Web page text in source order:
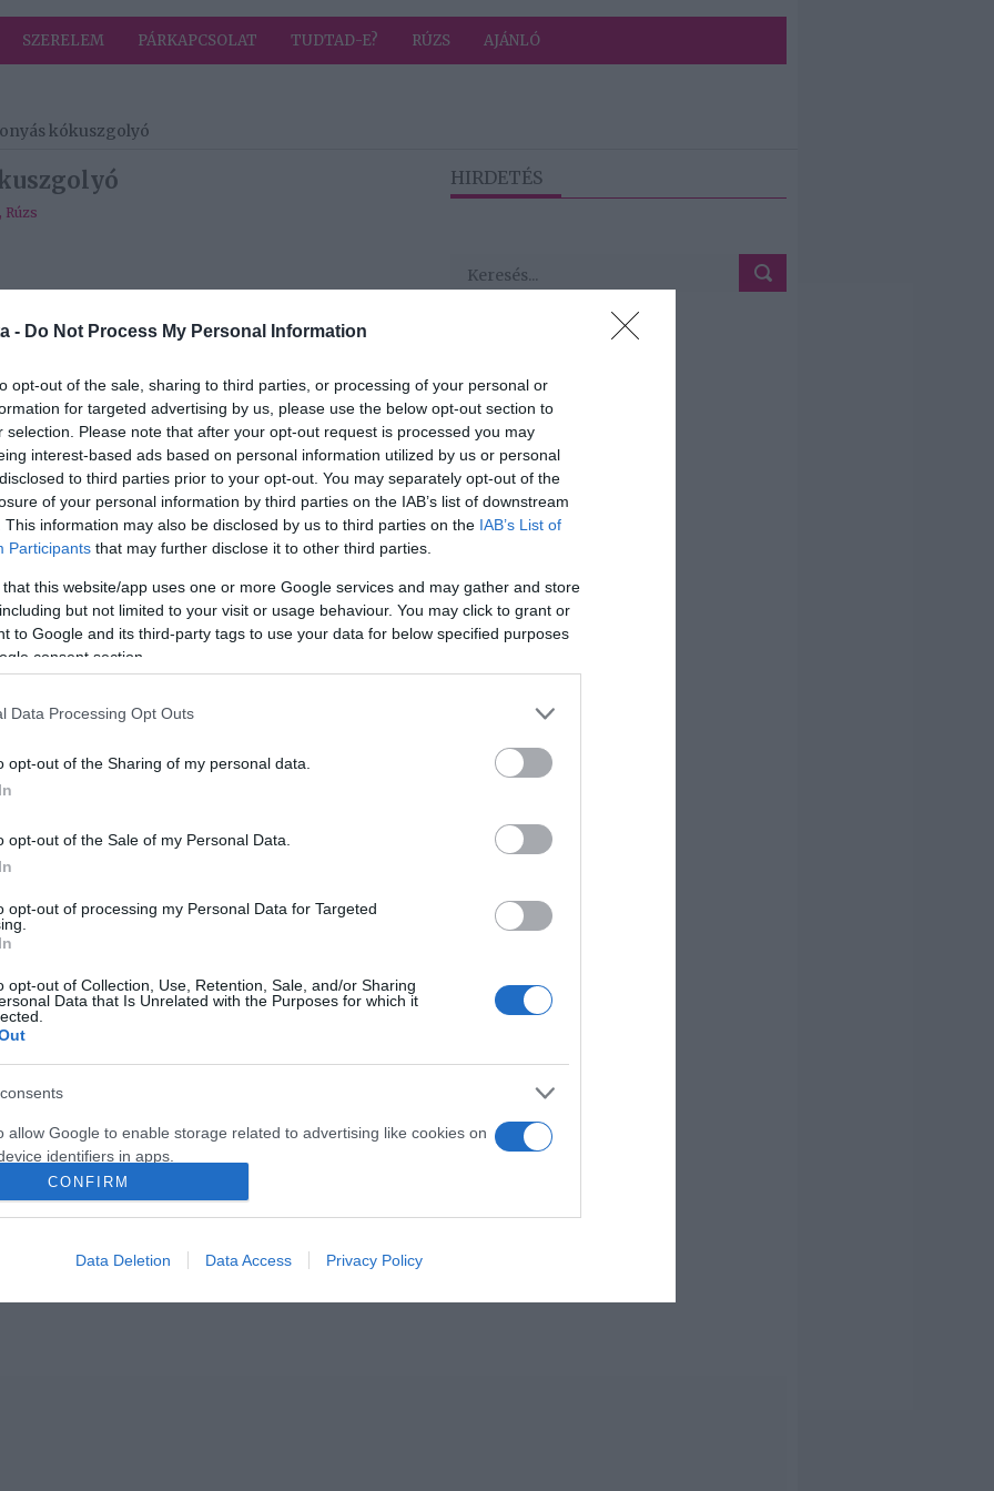
- Do Not Process My Personal Information
opt-out of the sale, sharing to third parties, or processing of your personal or
for targeted advertising by us, please use the below opt-out section to
selection. Please note that after your opt-out request is processed you may
interest-based ads based on personal information utilized by us or personal
to third parties prior to your opt-out. You may separately opt-out of the
of your personal information by third parties on the IAB’s list of downstream
This information may also be disclosed by us to third parties on the IAB’s List of
Participants that may further disclose it to other third parties.
that this website/app uses one or more Google services and may gather and store
but not limited to your visit or usage behaviour. You may click to grant or
to Google and its third-party tags to use your data for below specified purposes
consent section.
Data Processing Opt Outs
opt-out of the Sharing of my personal data.
opt-out of the Sale of my Personal Data.
opt-out of processing my Personal Data for Targeted
opt-out of Collection, Use, Retention, Sale, and/or Sharing
Data that Is Unrelated with the Purposes for which it
allow Google to enable storage related to advertising like cookies on
identifiers in apps.
allow my user data to be sent to Google for online advertising
allow Google to send me personalized advertising.
CONFIRM
Data Deletion Data Access Privacy Policy
SZERELEM PÁRKAPCSOLAT TUDTAD-E? RÚZS AJÁNLÓ
kókuszgolyó
, Rúzs
20 g)
finomra daráljuk, lisztszerű állagúra.
a kókuszolajat és a vizet. Tovább
masszát kapunk.
még egy kevés darált zabpelyhet, ha túl száraz,
formázunk, majd kókuszreszelékben
alatt szépen megszilárdul, így még tökéletesebb
2026-08-07.
Mi a teendő, ha
lábgörcsöt kapsz?
HIRDETÉS